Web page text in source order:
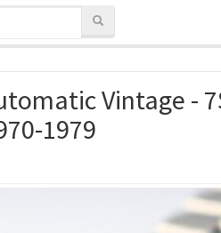
Vintage -
1979